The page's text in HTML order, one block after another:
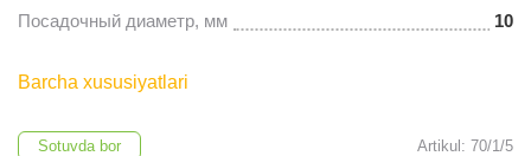
Посадочный диаметр, мм 10
Barcha xususiyatlari
Sotuvda bor Artikul: 70/1/5